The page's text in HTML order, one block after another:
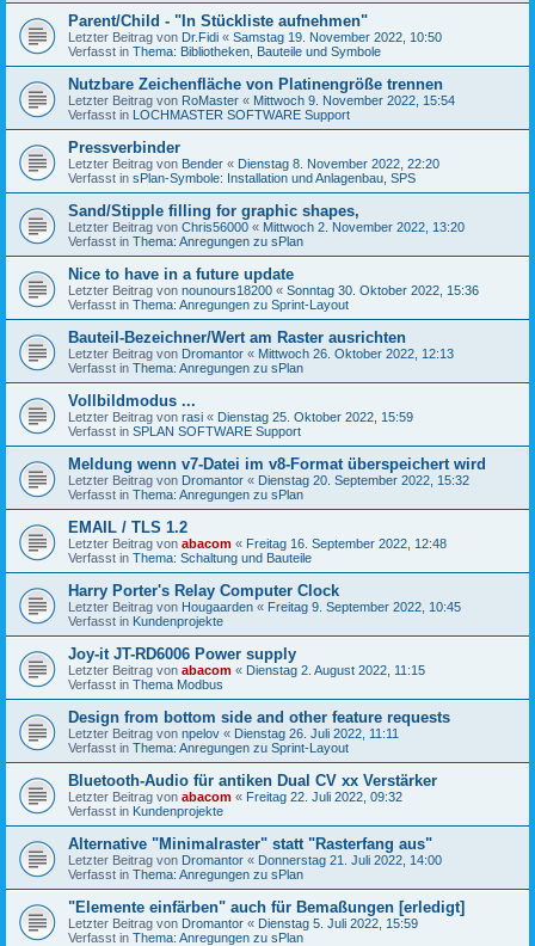
Parent/Child - "In Stückliste aufnehmen"
Letzter Beitrag von Dr.Fidi « Samstag 19. November 2022, 10:50
Verfasst in Thema: Bibliotheken, Bauteile und Symbole
Nutzbare Zeichenfläche von Platinengröße trennen
Letzter Beitrag von RoMaster « Mittwoch 9. November 2022, 15:54
Verfasst in LOCHMASTER SOFTWARE Support
Pressverbinder
Letzter Beitrag von Bender « Dienstag 8. November 2022, 22:20
Verfasst in sPlan-Symbole: Installation und Anlagenbau, SPS
Sand/Stipple filling for graphic shapes,
Letzter Beitrag von Chris56000 « Mittwoch 2. November 2022, 13:20
Verfasst in Thema: Anregungen zu sPlan
Nice to have in a future update
Letzter Beitrag von nounours18200 « Sonntag 30. Oktober 2022, 15:36
Verfasst in Thema: Anregungen zu Sprint-Layout
Bauteil-Bezeichner/Wert am Raster ausrichten
Letzter Beitrag von Dromantor « Mittwoch 26. Oktober 2022, 12:13
Verfasst in Thema: Anregungen zu sPlan
Vollbildmodus ...
Letzter Beitrag von rasi « Dienstag 25. Oktober 2022, 15:59
Verfasst in SPLAN SOFTWARE Support
Meldung wenn v7-Datei im v8-Format überspeichert wird
Letzter Beitrag von Dromantor « Dienstag 20. September 2022, 15:32
Verfasst in Thema: Anregungen zu sPlan
EMAIL / TLS 1.2
Letzter Beitrag von abacom « Freitag 16. September 2022, 12:48
Verfasst in Thema: Schaltung und Bauteile
Harry Porter's Relay Computer Clock
Letzter Beitrag von Hougaarden « Freitag 9. September 2022, 10:45
Verfasst in Kundenprojekte
Joy-it JT-RD6006 Power supply
Letzter Beitrag von abacom « Dienstag 2. August 2022, 11:15
Verfasst in Thema Modbus
Design from bottom side and other feature requests
Letzter Beitrag von npelov « Dienstag 26. Juli 2022, 11:11
Verfasst in Thema: Anregungen zu Sprint-Layout
Bluetooth-Audio für antiken Dual CV xx Verstärker
Letzter Beitrag von abacom « Freitag 22. Juli 2022, 09:32
Verfasst in Kundenprojekte
Alternative "Minimalraster" statt "Rasterfang aus"
Letzter Beitrag von Dromantor « Donnerstag 21. Juli 2022, 14:00
Verfasst in Thema: Anregungen zu sPlan
"Elemente einfärben" auch für Bemaßungen [erledigt]
Letzter Beitrag von Dromantor « Dienstag 5. Juli 2022, 15:59
Verfasst in Thema: Anregungen zu sPlan